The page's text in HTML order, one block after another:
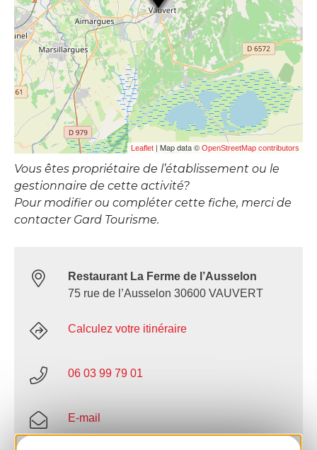
Leaflet | Map data © OpenStreetMap contributors
Vous êtes propriétaire de l’établissement ou le
gestionnaire de cette activité?
Pour modifier ou compléter cette fiche, merci de
contacter Gard Tourisme.
Restaurant La Ferme de l’Ausselon
75 rue de l’Ausselon 30600 VAUVERT
Calculez votre itinéraire
06 03 99 79 01
E-mail